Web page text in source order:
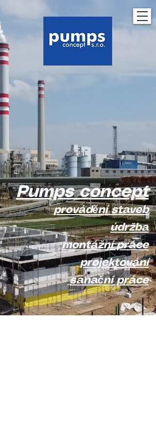
Pumps concept
provádění staveb
údržba
montážní práce
projektování
sanační práce